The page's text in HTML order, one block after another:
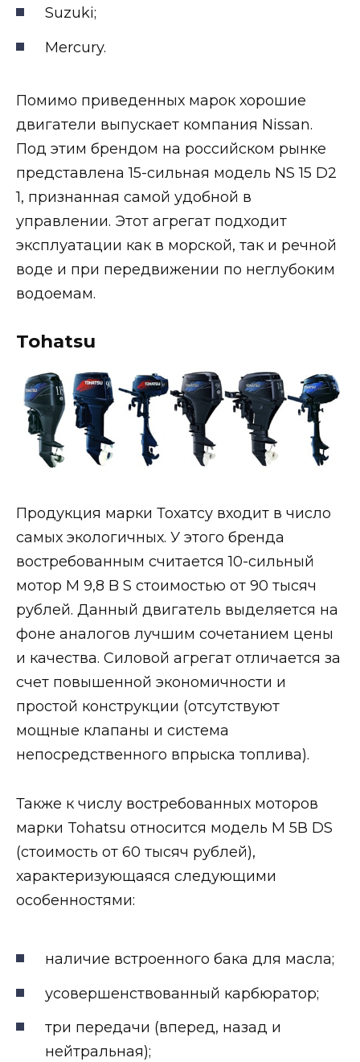
Suzuki;
Mercury.
Помимо приведенных марок хорошие
двигатели выпускает компания Nissan.
Под этим брендом на российском рынке
представлена 15-сильная модель NS 15 D2
1, признанная самой удобной в
управлении. Этот агрегат подходит
эксплуатации как в морской, так и речной
воде и при передвижении по неглубоким
водоемам.
Tohatsu
Продукция марки Тохатсу входит в число
самых экологичных. У этого бренда
востребованным считается 10-сильный
мотор М 9,8 B S стоимостью от 90 тысяч
рублей. Данный двигатель выделяется на
фоне аналогов лучшим сочетанием цены
и качества. Силовой агрегат отличается за
счет повышенной экономичности и
простой конструкции (отсутствуют
мощные клапаны и система
непосредственного впрыска топлива).
Также к числу востребованных моторов
марки Tohatsu относится модель М 5В DS
(стоимость от 60 тысяч рублей),
характеризующаяся следующими
особенностями:
наличие встроенного бака для масла;
усовершенствованный карбюратор;
три передачи (вперед, назад и
нейтральная);